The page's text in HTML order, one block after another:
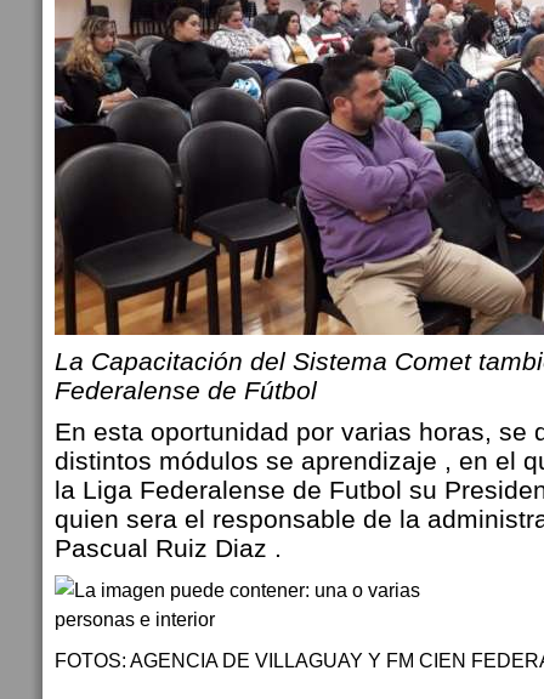
La Capacitación del Sistema Comet
Federalense de Fútbol
En esta oportunidad por varias horas, se
distintos módulos se aprendizaje , en el
la Liga Federalense de Futbol su
quien sera el responsable de la
Pascual Ruiz Diaz .
FOTOS: AGENCIA DE VILLAGUAY Y FM CIEN